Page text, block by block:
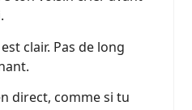
clair. Pas de long
direct, comme si tu